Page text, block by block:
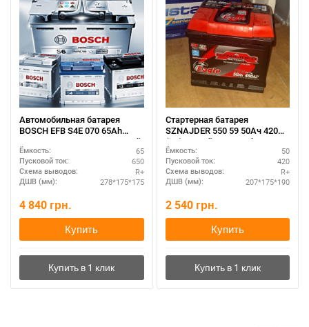
Автомобильная батарея
BOSCH EFB S4E 070 65Ah
полярность R+ – компактный
размер
Ёмкость: 65
Пусковой ток: 650
Схема выводов: R+
ДШВ (мм): 278*175*175
4 840 грн.
Купить
Стартерная батарея
SZNAJDER 550 59 50Ач 420А
(R+) - устойчив к глубокому
разряду
Ёмкость: 50
Пусковой ток: 420
Схема выводов: R+
ДШВ (мм): 207*175*190
2 540 грн.
Купить
При отсутствии связи - пишите, звоните в Viber /
Telegram (093) 600-51-11